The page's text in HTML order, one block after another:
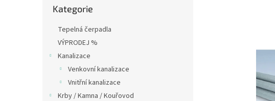
kategorie
Kategorie
Tepelná čerpadla
VÝPRODEJ %
Kanalizace
Venkovní kanalizace
Vnitřní kanalizace
Krby / Kamna / Kouřovod